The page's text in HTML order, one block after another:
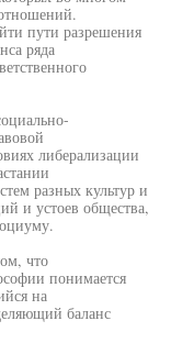
пути разрешения
ряда
либерализации
разных культур и
и устоев общества,
что
понимается
на
баланс